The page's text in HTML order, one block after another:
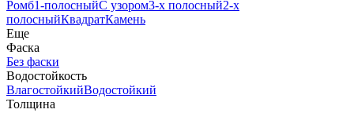
Ромб1-полосныйС узором3-х полосный2-х
полосныйКвадратКамень
Еще
Фаска
Без фаски
Водостойкость
ВлагостойкийВодостойкий
Толщина